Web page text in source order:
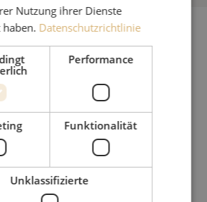
M20000494
Nutzung ihrer Dienste
Datenschutzrichtlinie
Performance
Funktionalität
Unklassifizierte